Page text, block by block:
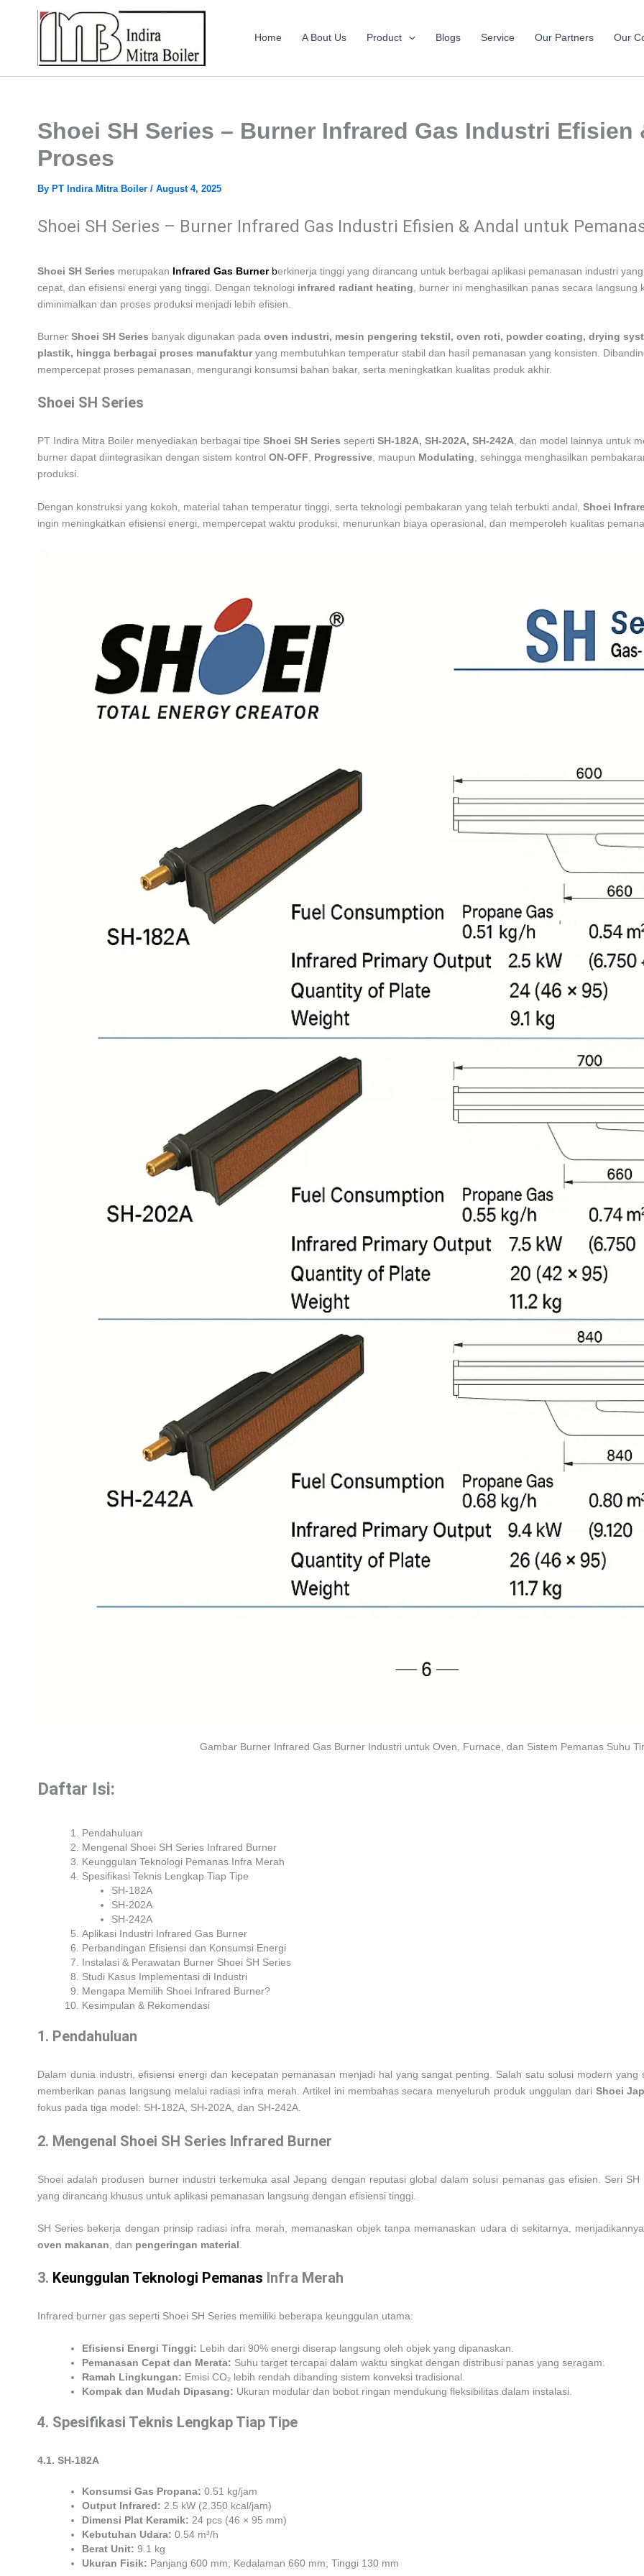
Home A Bout Us Product Blogs Service Our Partners Our
Shoei SH Series – Burner Infrared Gas Industri
Proses
By PT Indira Mitra Boiler / August 4, 2025
Shoei SH Series – Burner Infrared Gas Industri Efisien & Andal untuk
Shoei SH Series merupakan Infrared Gas Burnerberkinerja tinggi yang dirancang untuk berbagai aplikasi pemanasan industri
cepat, dan efisiensi energi yang tinggi. Dengan teknologi infrared radiant heating , burner ini menghasilkan panas secara
diminimalkan dan proses produksi menjadi lebih efisien.
Burner Shoei SH Series banyak digunakan pada oven industri, mesin pengering tekstil, oven roti, powder coating, drying
plastik, hingga berbagai proses manufakturyang membutuhkan temperatur stabil dan hasil pemanasan yang konsisten.
mempercepat proses pemanasan, mengurangi konsumsi bahan bakar, serta meningkatkan kualitas produk akhir.
Shoei SH Series
PT Indira Mitra Boiler menyediakan berbagai tipe Shoei SH Series seperti SH-182A, SH-202A, SH-242A, dan model lainnya untuk
burner dapat diintegrasikan dengan sistem kontrol ON-OFF, Progressive, maupun Modulating, sehingga menghasilkan
produksi.
Dengan konstruksi yang kokoh, material tahan temperatur tinggi, serta teknologi pembakaran yang telah terbukti andal, Shoei
ingin meningkatkan efisiensi energi, mempercepat waktu produksi, menurunkan biaya operasional, dan memperoleh kualitas
Gambar Burner Infrared Gas Burner Industri untuk Oven, Furnace, dan Sistem Pemanas Suhu
Daftar Isi:
Pendahuluan
Mengenal Shoei SH Series Infrared Burner
Keunggulan Teknologi Pemanas Infra Merah
Spesifikasi Teknis Lengkap Tiap Tipe
SH-182A
SH-202A
SH-242A
Aplikasi Industri Infrared Gas Burner
Perbandingan Efisiensi dan Konsumsi Energi
Instalasi & Perawatan Burner Shoei SH Series
Studi Kasus Implementasi di Industri
Mengapa Memilih Shoei Infrared Burner?
Kesimpulan & Rekomendasi
1. Pendahuluan
Dalam dunia industri, efisiensi energi dan kecepatan pemanasan menjadi hal yang sangat penting. Salah satu solusi modern
memberikan panas langsung melalui radiasi infra merah. Artikel ini membahas secara menyeluruh produk unggulan dari Shoei
fokus pada tiga model: SH-182A, SH-202A, dan SH-242A.
2. Mengenal Shoei SH Series Infrared Burner
Shoei adalah produsen burner industri terkemuka asal Jepang dengan reputasi global dalam solusi pemanas gas efisien. Seri
yang dirancang khusus untuk aplikasi pemanasan langsung dengan efisiensi tinggi.
SH Series bekerja dengan prinsip radiasi infra merah, memanaskan objek tanpa memanaskan udara di sekitarnya,
oven makanan , dan pengeringan material
3. Keunggulan Teknologi Pemanas Infra Merah
Infrared burner gas seperti Shoei SH Series memiliki beberapa keunggulan utama:
Efisiensi Energi Tinggi: Lebih dari 90% energi diserap langsung oleh objek yang dipanaskan.
Pemanasan Cepat dan Merata: Suhu target tercapai dalam waktu singkat dengan distribusi panas yang seragam.
Ramah Lingkungan: Emisi CO₂ lebih rendah dibanding sistem konveksi tradisional.
Kompak dan Mudah Dipasang: Ukuran modular dan bobot ringan mendukung fleksibilitas dalam instalasi.
4. Spesifikasi Teknis Lengkap Tiap Tipe
4.1. SH-182A
Konsumsi Gas Propana: 0.51 kg/jam
Output Infrared: 2.5 kW (2.350 kcal/jam)
Dimensi Plat Keramik: 24 pcs (46 × 95 mm)
Kebutuhan Udara: 0.54 m³/h
Berat Unit: 9.1 kg
Ukuran Fisik: Panjang 600 mm, Kedalaman 660 mm, Tinggi 130 mm